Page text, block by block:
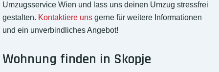
Umzugsservice Wien und lass uns deinen Umzug stressfrei
gestalten. Kontaktiere uns gerne für weitere Informationen
und ein unverbindliches Angebot!
Wohnung finden in Skopje